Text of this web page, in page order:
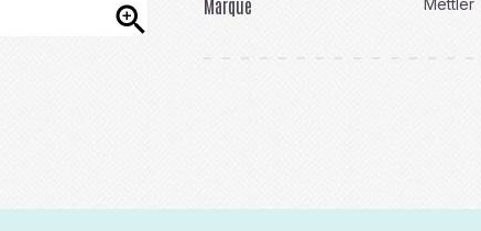
 Marque Mettler